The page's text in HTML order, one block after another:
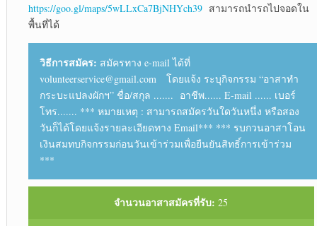
https://goo.gl/maps/5wLLxCa7BjNHYch39สามารถนำรถไปจอดใน
พื้นที่ได้
วิธีการสมัคร: สมัครทาง e-mail ได้ที่
volunteerservice@gmail.com โดยแจ้ง ระบุกิจกรรม “อาสาทำ
กระบะแปลงผักฯ” ชื่อ/สกุล ....... อาชีพ...... E-mail ...... เบอร์
โทร....... *** หมายเหตุ : สามารถสมัครวันใดวันหนึ่ง หรือสอง
วันก็ได้โดยแจ้งรายละเอียดทาง Email*** *** รบกวนอาสาโอน
เงินสมทบกิจกรรมก่อนวันเข้าร่วมเพื่อยืนยันสิทธิ์การเข้าร่วม
***
จำนวนอาสาสมัครที่รับ: 25